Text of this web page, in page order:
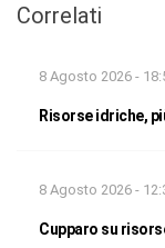
Correlati
8 Agosto 2026 -
Risorse idriche,
8 Agosto 2026 -
Cupparo su